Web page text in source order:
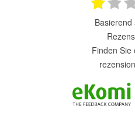
finden Sie einige der